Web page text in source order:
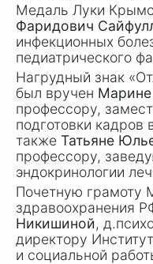
Медаль Луки
Фаридович
инфекционных
педиатрического
Нагрудный знак
был вручен
профессору,
подготовки
также Татьяне
профессору,
эндокринологии
Почетную грамоту
здравоохранения
Никишиной,
директору
и социальной